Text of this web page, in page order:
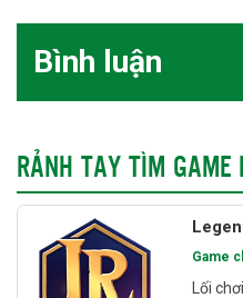
Bình luận
RẢNH TAY TÌM GAME
Game
Lối